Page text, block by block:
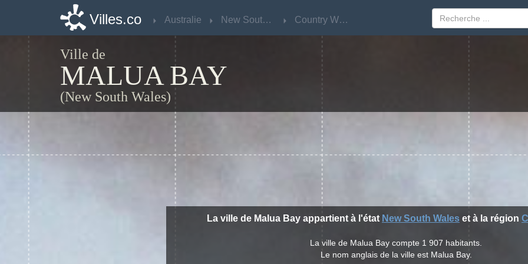
Villes.co Australie New South Wales Country West
Ville de
MALUA BAY
(New South Wales)
La ville de Malua Bay appartient à l'état New South Wales et à la région
La ville de Malua Bay compte 1 907 habitants.
Le nom anglais de la ville est Malua Bay.
Villes.co Australie New South Wales Country West